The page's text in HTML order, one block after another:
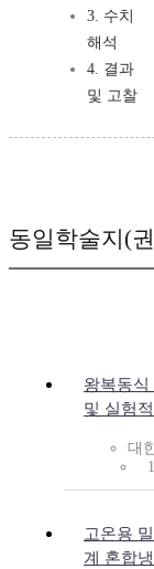
3. 수치
해석
4. 결과
및 고찰
동일학술지(
왕복동식
및 실험
대
고온용
계 혼합